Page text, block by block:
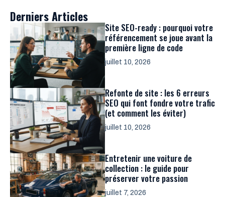
Derniers Articles
Site SEO-ready : pourquoi votre
référencement se joue avant la
première ligne de code
juillet 10, 2026
Refonte de site : les 6 erreurs
SEO qui font fondre votre trafic
(et comment les éviter)
juillet 10, 2026
Entretenir une voiture de
collection : le guide pour
préserver votre passion
juillet 7, 2026